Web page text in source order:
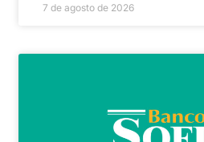
7 de agosto de 2026